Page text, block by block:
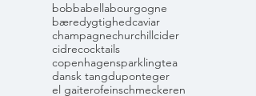
bobbabellabourgogne
bæredygtighedcaviar
champagnechurchillcider
cidrecocktails
copenhagensparklingtea
dansk tangduponteger
el gaiterofeinschmeckeren